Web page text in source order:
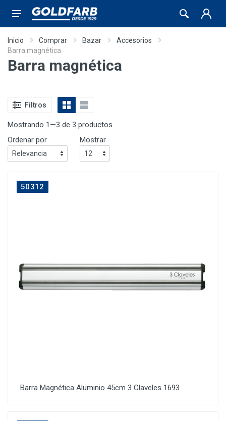
Inicio Comprar Bazar
Accesorios
Barra magnética
Barra magnética
Filtros
Mostrando 1—3 de 3 productos
Ordenar por
Mostrar
50312
Barra Magnética Aluminio 45cm 3 Claveles 1693